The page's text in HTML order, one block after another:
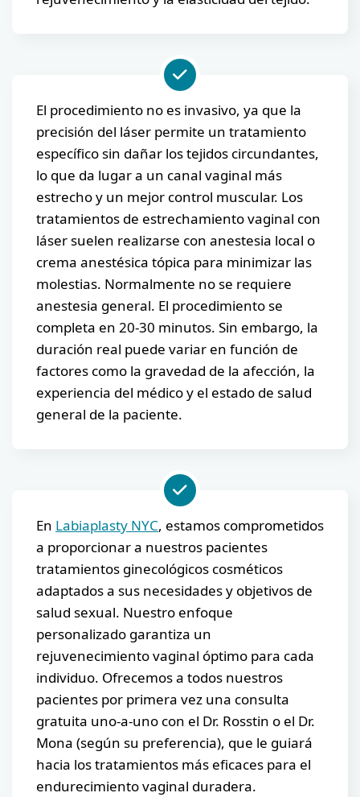
El procedimiento no es invasivo, ya que la
precisión del láser permite un tratamiento
específico sin dañar los tejidos circundantes,
lo que da lugar a un canal vaginal más
estrecho y un mejor control muscular. Los
tratamientos de estrechamiento vaginal con
láser suelen realizarse con anestesia local o
crema anestésica tópica para minimizar las
molestias. Normalmente no se requiere
anestesia general. El procedimiento se
completa en 20-30 minutos. Sin embargo, la
duración real puede variar en función de
factores como la gravedad de la afección, la
experiencia del médico y el estado de salud
general de la paciente.
En Labiaplasty NYC, estamos comprometidos
a proporcionar a nuestros pacientes
tratamientos ginecológicos cosméticos
adaptados a sus necesidades y objetivos de
salud sexual. Nuestro enfoque
personalizado garantiza un
rejuvenecimiento vaginal óptimo para cada
individuo. Ofrecemos a todos nuestros
pacientes por primera vez una consulta
gratuita uno-a-uno con el Dr. Rosstin o el Dr.
Mona (según su preferencia), que le guiará
hacia los tratamientos más eficaces para el
endurecimiento vaginal duradera.